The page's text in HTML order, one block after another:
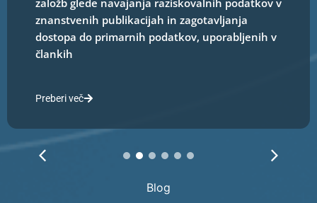
založb glede navajanja raziskovalnih podatkov v
znanstvenih publikacijah in zagotavljanja
dostopa do primarnih podatkov, uporabljenih v
člankih
Preberi več
4 5 6
Blog